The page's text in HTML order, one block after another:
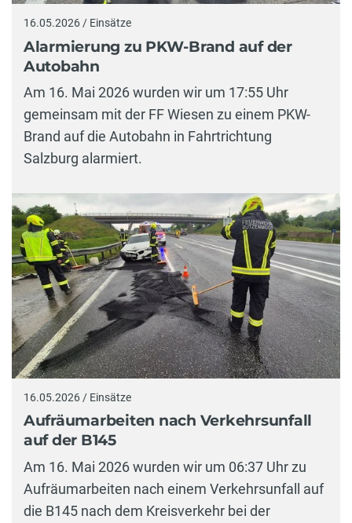
16.05.2026 / Einsätze
Alarmierung zu PKW-Brand auf der
Autobahn
Am 16. Mai 2026 wurden wir um 17:55 Uhr
gemeinsam mit der FF Wiesen zu einem PKW-
Brand auf die Autobahn in Fahrtrichtung
Salzburg alarmiert.
16.05.2026 / Einsätze
Aufräumarbeiten nach Verkehrsunfall
auf der B145
Am 16. Mai 2026 wurden wir um 06:37 Uhr zu
Aufräumarbeiten nach einem Verkehrsunfall auf
die B145 nach dem Kreisverkehr bei der